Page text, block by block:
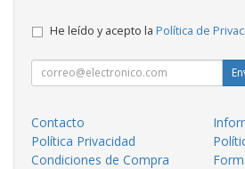
He leído y acepto la Política de
Contacto
Política Privacidad
Condiciones de Compra